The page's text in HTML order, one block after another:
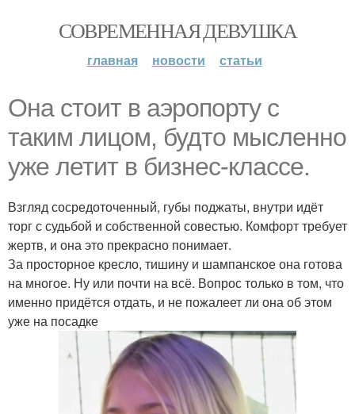
СОВРЕМЕННАЯ ДЕВУШКА
главная новости статьи
Она стоит в аэропорту с
таким лицом, будто мысленно
уже летит в бизнес-классе.
Взгляд сосредоточенный, губы поджаты, внутри идёт
торг с судьбой и собственной совестью. Комфорт требует
жертв, и она это прекрасно понимает.
За просторное кресло, тишину и шампанское она готова
на многое. Ну или почти на всё. Вопрос только в том, что
именно придётся отдать, и не пожалеет ли она об этом
уже на посадке